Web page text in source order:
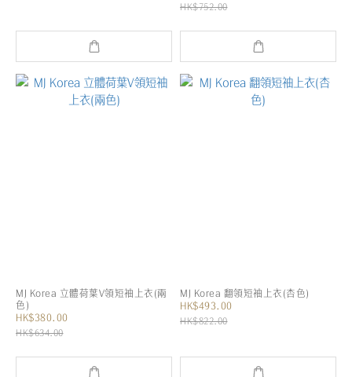
HK$752.00
MJ Korea 立體荷葉V領短袖上衣(兩
色)
HK$380.00
HK$634.00
MJ Korea 翻領短袖上衣(杏色)
HK$493.00
HK$822.00